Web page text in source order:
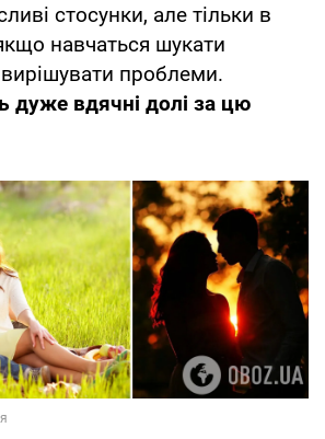
стосунки, але тільки в
навчаться шукати
проблеми.
дуже вдячні долі за цю